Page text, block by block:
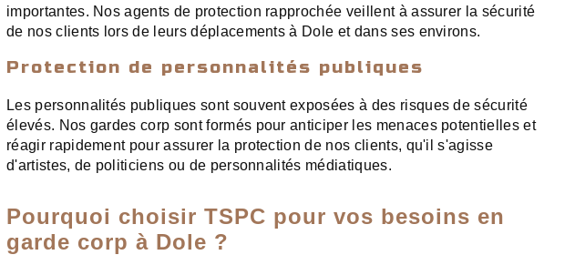
importantes. Nos agents de protection rapprochée veillent à assurer la sécurité
de nos clients lors de leurs déplacements à Dole et dans ses environs.
Protection de personnalités publiques
Les personnalités publiques sont souvent exposées à des risques de sécurité
élevés. Nos gardes corp sont formés pour anticiper les menaces potentielles et
réagir rapidement pour assurer la protection de nos clients, qu'il s'agisse
d'artistes, de politiciens ou de personnalités médiatiques.
Pourquoi choisir TSPC pour vos besoins en
garde corp à Dole ?